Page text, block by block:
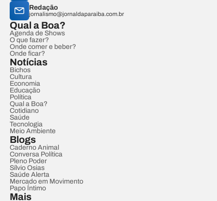
Redação
jornalismo@jornaldaparaiba.com.br
Qual a Boa?
Agenda de Shows
O que fazer?
Onde comer e beber?
Onde ficar?
Notícias
Bichos
Cultura
Economia
Educação
Política
Qual a Boa?
Cotidiano
Saúde
Tecnologia
Meio Ambiente
Blogs
Caderno Animal
Conversa Política
Pleno Poder
Sílvio Osias
Saúde Alerta
Mercado em Movimento
Papo Íntimo
Mais